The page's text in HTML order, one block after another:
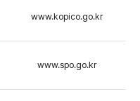
www.kopico.go.kr
www.spo.go.kr